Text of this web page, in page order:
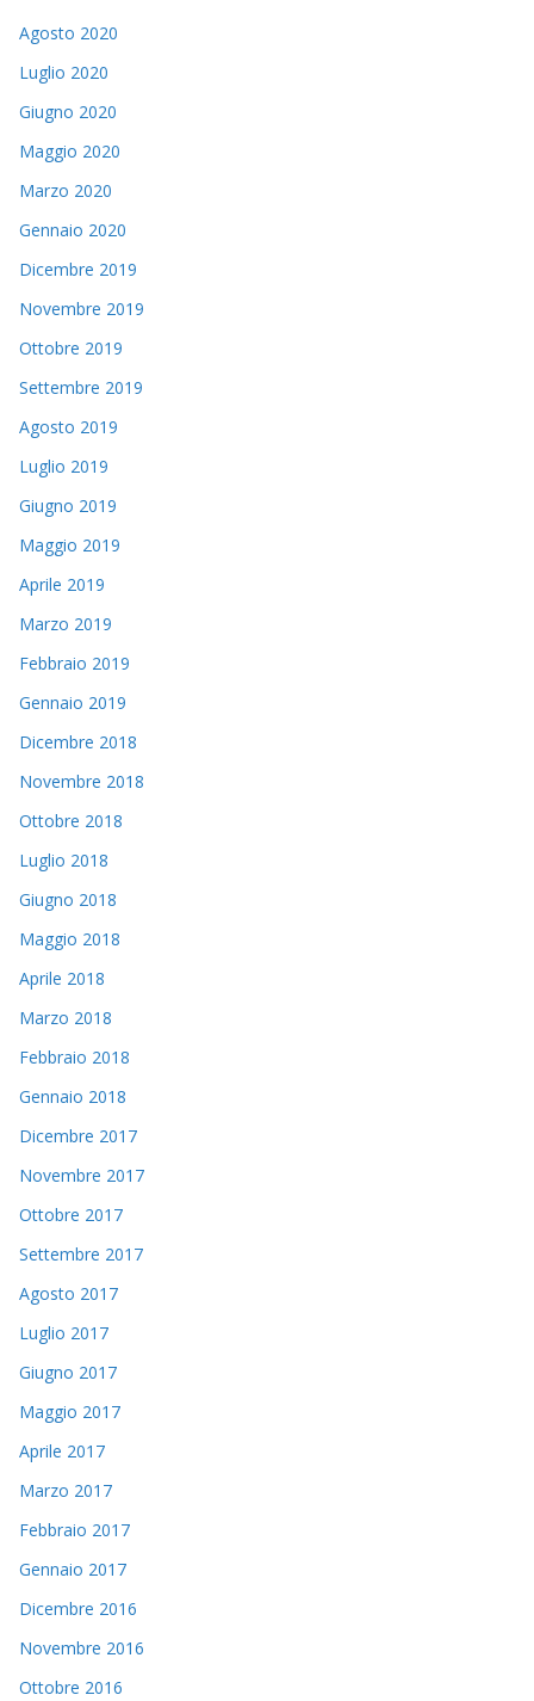
Agosto 2020
Luglio 2020
Giugno 2020
Maggio 2020
Marzo 2020
Gennaio 2020
Dicembre 2019
Novembre 2019
Ottobre 2019
Settembre 2019
Agosto 2019
Luglio 2019
Giugno 2019
Maggio 2019
Aprile 2019
Marzo 2019
Febbraio 2019
Gennaio 2019
Dicembre 2018
Novembre 2018
Ottobre 2018
Luglio 2018
Giugno 2018
Maggio 2018
Aprile 2018
Marzo 2018
Febbraio 2018
Gennaio 2018
Dicembre 2017
Novembre 2017
Ottobre 2017
Settembre 2017
Agosto 2017
Luglio 2017
Giugno 2017
Maggio 2017
Aprile 2017
Marzo 2017
Febbraio 2017
Gennaio 2017
Dicembre 2016
Novembre 2016
Ottobre 2016